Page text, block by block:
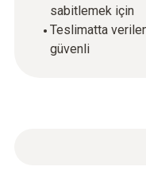
sabitlemek için
Teslimatta
güvenli